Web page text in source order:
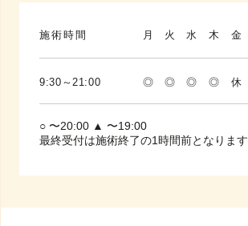
施術時間 月 火 水 木 金
9:30～21:00 ◎ ◎ ◎ ◎ 休
○ 〜20:00 ▲ 〜19:00
最終受付は施術終了の1時間前となります